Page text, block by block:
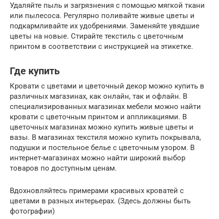
Удаляйте пыль и загрязнения с помощью мягкой ткани
или пылесоса. Регулярно поливайте живые цветы и
подкармливайте их удобрениями. Заменяйте увядшие
цветы на новые. Стирайте текстиль с цветочным
принтом в соответствии с инструкцией на этикетке.
Где купить
Кровати с цветами и цветочный декор можно купить в
различных магазинах, как онлайн, так и офлайн. В
специализированных магазинах мебели можно найти
кровати с цветочным принтом и аппликациями. В
цветочных магазинах можно купить живые цветы и
вазы. В магазинах текстиля можно купить покрывала,
подушки и постельное белье с цветочным узором. В
интернет-магазинах можно найти широкий выбор
товаров по доступным ценам.
Вдохновляйтесь примерами красивых кроватей с
цветами в разных интерьерах. (Здесь должны быть
фотографии)